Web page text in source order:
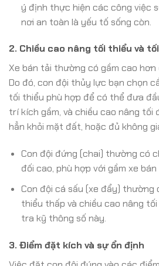
ý định thực hiện các công việc
nơi an toàn là yếu tố sống còn.
2. Chiều cao nâng tối thiểu và
Xe bán tải thường có gầm cao hơn
Do đó, con đội thủy lực bạn chọn
tối thiểu phù hợp để có thể đưa
trí kích gầm, và chiều cao nâng tối
hẳn khỏi mặt đất, hoặc đủ không
Con đội đứng (chai) thường có
đối cao, phù hợp với gầm xe bán
Con đội cá sấu (xe đẩy) thường
thiểu thấp và chiều cao nâng
tra kỹ thông số này.
3. Điểm đặt kích và sự ổn định